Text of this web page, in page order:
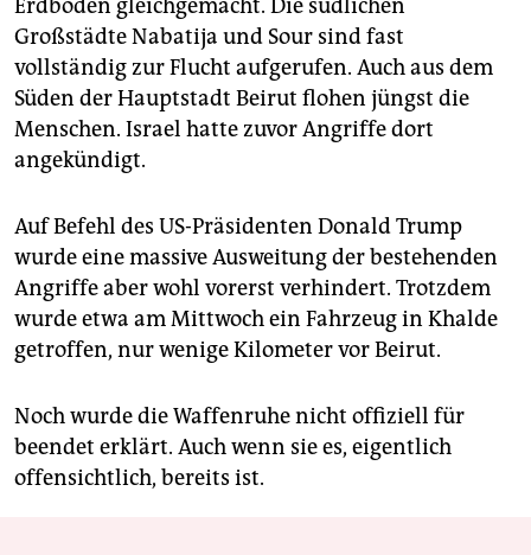
Erdboden gleichgemacht. Die südlichen
Großstädte Nabatija und Sour sind fast
vollständig zur Flucht aufgerufen. Auch aus dem
Süden der Hauptstadt Beirut flohen jüngst die
Menschen. Israel hatte zuvor Angriffe dort
angekündigt.
Auf Befehl des US-Präsidenten Donald Trump
wurde eine massive Ausweitung der bestehenden
Angriffe aber wohl vorerst verhindert. Trotzdem
wurde etwa am Mittwoch ein Fahrzeug in Khalde
getroffen, nur wenige Kilometer vor Beirut.
Noch wurde die Waffenruhe nicht offiziell für
beendet erklärt. Auch wenn sie es, eigentlich
offensichtlich, bereits ist.